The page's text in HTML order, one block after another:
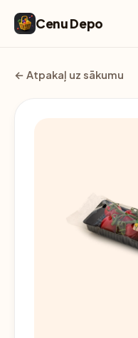
Cenu Depo
← Atpakaļ uz sākumu